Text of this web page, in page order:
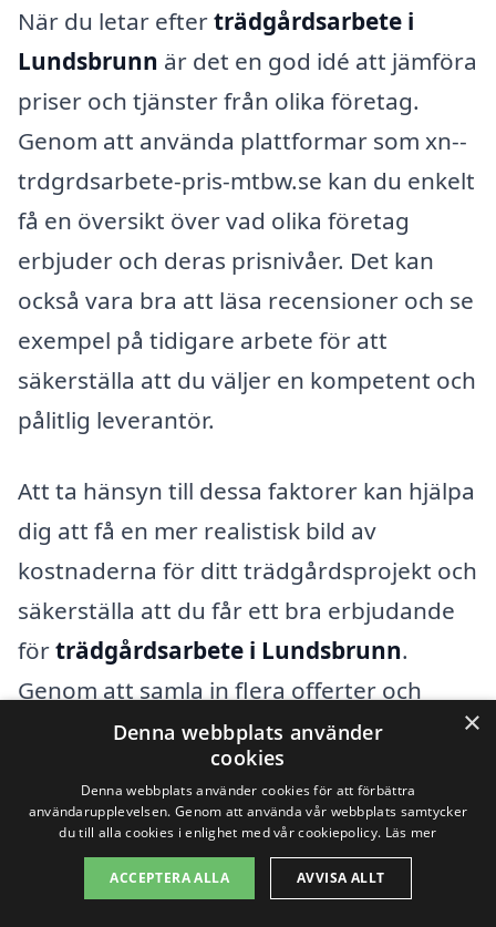
När du letar efterträdgårdsarbete i
Lundsbrunn är det en god idé att jämföra
priser och tjänster från olika företag.
Genom att använda plattformar som xn--
trdgrdsarbete-pris-mtbw.se kan du enkelt
få en översikt över vad olika företag
erbjuder och deras prisnivåer. Det kan
också vara bra att läsa recensioner och se
exempel på tidigare arbete för att
säkerställa att du väljer en kompetent och
pålitlig leverantör.
Att ta hänsyn till dessa faktorer kan hjälpa
dig att få en mer realistisk bild av
kostnaderna för ditt trädgårdsprojekt och
säkerställa att du får ett bra erbjudande
förträdgårdsarbete i Lundsbrunn.
Genom att samla in flera offerter och
ställa frågor till företagen kan du också
förhandla fram det bästa priset och göra
ett informerat val för din trädgård.
Få 3 erbjudanden, gratis och utan
×
Denna webbplats använder
cookies
Denna webbplats använder cookies för att förbättra
användarupplevelsen. Genom att använda vår webbplats samtycker
du till alla cookies i enlighet med vår cookiepolicy. Läs mer
ACCEPTERA ALLA AVVISA ALLT